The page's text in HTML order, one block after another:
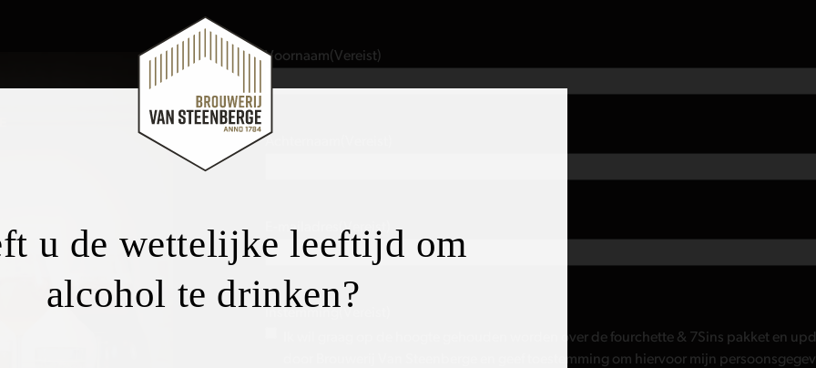
Voornaam(Vereist)
Achternaam
E-mailadres (Vereist)
Ik wil graag op de hoogte gehouden worden over de fourchette & 7Sins pakket en
door Brouwerij Van Steenberge en geef toestemming om hiervoor mijn
u de wettelijke leeftijd om
alcohol te drinken?